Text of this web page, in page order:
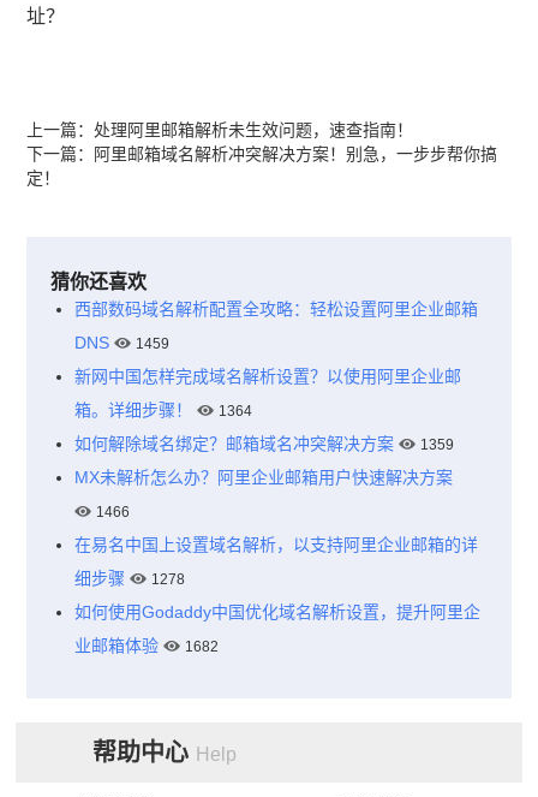
址？
上一篇： 处理阿里邮箱解析未生效问题，速查指南！
下一篇：
阿里邮箱域名解析冲突解决方案！别急，一步步帮你搞
定！
猜你还喜欢
西部数码域名解析配置全攻略：轻松设置阿里企业邮箱
DNS
1459
新网中国怎样完成域名解析设置？以使用阿里企业邮
箱。详细步骤！
1364
如何解除域名绑定？邮箱域名冲突解决方案 1359
MX未解析怎么办？阿里企业邮箱用户快速解决方案
1466
在易名中国上设置域名解析，以支持阿里企业邮箱的详
细步骤
1278
如何使用Godaddy中国优化域名解析设置，提升阿里企
业邮箱体验
1682
帮助中心 Help